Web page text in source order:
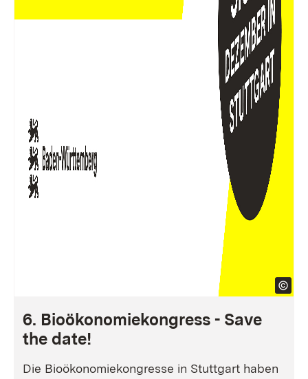
6. Bioökonomiekongress - Save
the date!
Die Bioökonomiekongresse in Stuttgart haben